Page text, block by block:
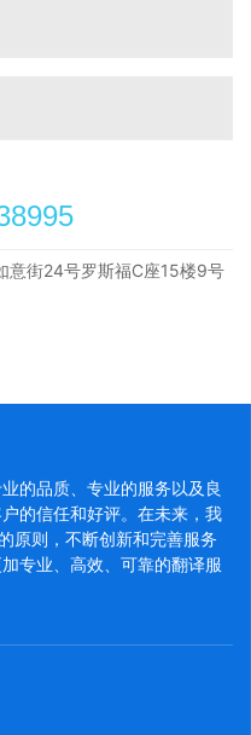
意街24号罗斯福C座15楼9号
的品质、专业的服务以及良
的信任和好评。在未来，我
原则，不断创新和完善服务
专业、高效、可靠的翻译服